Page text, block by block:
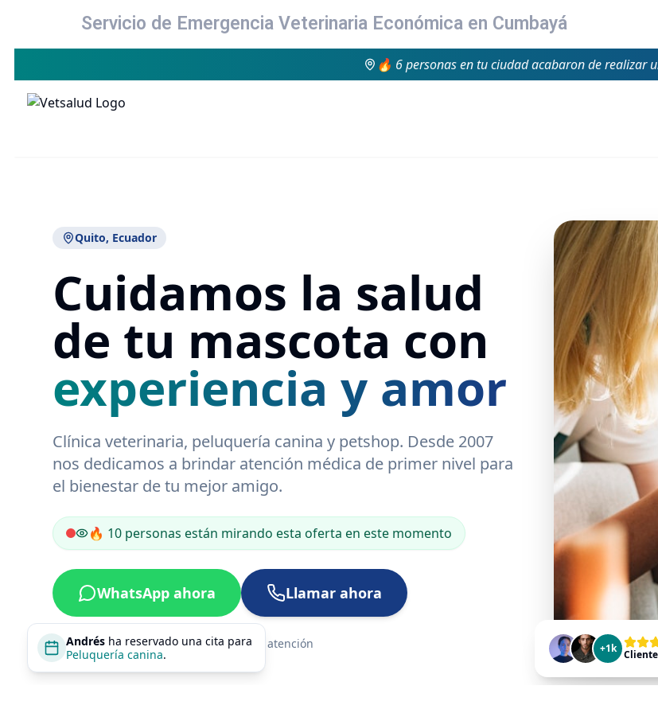
Servicio de Emergencia Veterinaria Económica en Cumbayá